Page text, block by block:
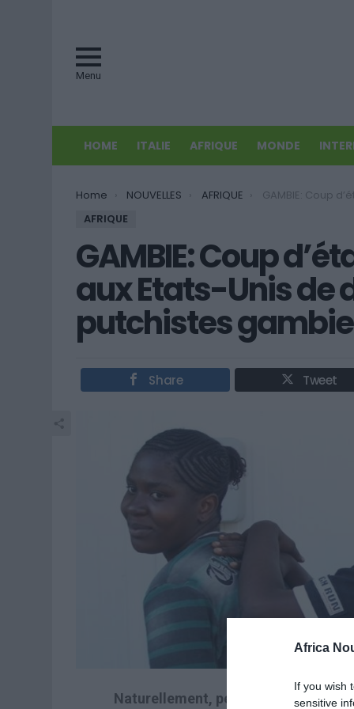
Africa
If you wish
sensitive
Menu
HOME ITALIE AFRIQUE MONDE
You are here:
Home NOUVELLES AFRIQUE
GAMBIE: Coup d’état raté – Arrestation aux
AFRIQUE
GAMBIE: Coup
aux Etats-Unis de
putchistes
Share Tweet
Naturellement, personne n’était au